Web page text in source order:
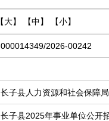
【大】 【中】 【小】
000014349/2026-00242
长子县人力资源和社会保障局
长子县2025年事业单位公开